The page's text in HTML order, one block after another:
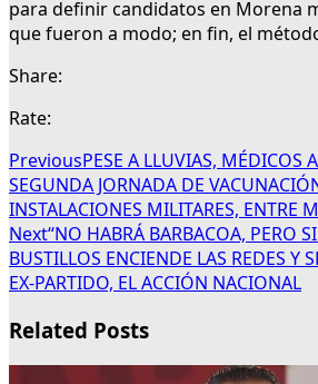
para definir candidatos en Morena
que fueron a modo; en fin, el
Share:
Rate:
PreviousPESE A LLUVIAS, MÉDICOS
SEGUNDA JORNADA DE
INSTALACIONES MILITARES, ENTRE
Next“NO HABRÁ BARBACOA, PERO
BUSTILLOS ENCIENDE LAS REDES Y
EX-PARTIDO, EL ACCIÓN NACIONAL
Related Posts